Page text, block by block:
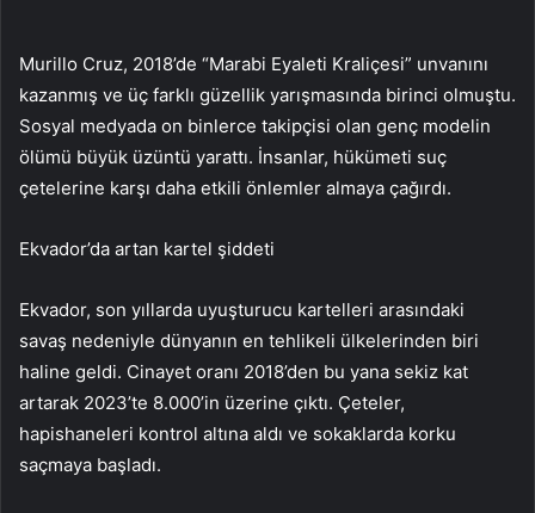
Murillo Cruz, 2018’de “Marabi Eyaleti Kraliçesi” unvanını
kazanmış ve üç farklı güzellik yarışmasında birinci olmuştu.
Sosyal medyada on binlerce takipçisi olan genç modelin
ölümü büyük üzüntü yarattı. İnsanlar, hükümeti suç
çetelerine karşı daha etkili önlemler almaya çağırdı.
Ekvador’da artan kartel şiddeti
Ekvador, son yıllarda uyuşturucu kartelleri arasındaki
savaş nedeniyle dünyanın en tehlikeli ülkelerinden biri
haline geldi. Cinayet oranı 2018’den bu yana sekiz kat
artarak 2023’te 8.000’in üzerine çıktı. Çeteler,
hapishaneleri kontrol altına aldı ve sokaklarda korku
saçmaya başladı.